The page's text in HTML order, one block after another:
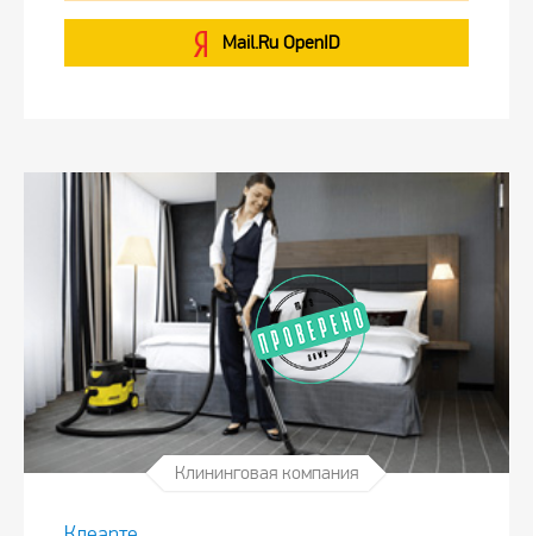
Mail.Ru OpenID
Клининговая компания